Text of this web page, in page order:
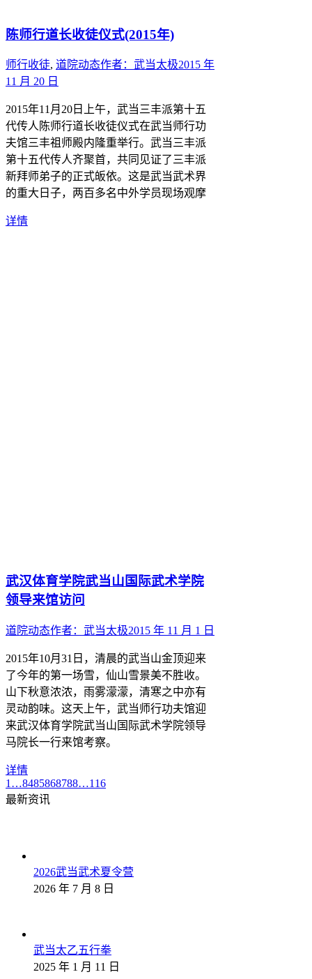
陈师行道长收徒仪式(2015年)
师行收徒, 道院动态作者： 武当太极2015 年
11 月 20 日
2015年11月20日上午，武当三丰派第十五
代传人陈师行道长收徒仪式在武当师行功
夫馆三丰祖师殿内隆重举行。武当三丰派
第十五代传人齐聚首，共同见证了三丰派
新拜师弟子的正式皈依。这是武当武术界
的重大日子，两百多名中外学员现场观摩
详情
武汉体育学院武当山国际武术学院
领导来馆访问
道院动态作者： 武当太极2015 年 11 月 1 日
2015年10月31日，清晨的武当山金顶迎来
了今年的第一场雪，仙山雪景美不胜收。
山下秋意浓浓，雨雾濛濛，清寒之中亦有
灵动韵味。这天上午，武当师行功夫馆迎
来武汉体育学院武当山国际武术学院领导
马院长一行来馆考察。
详情
1 …8485868788…116
最新资讯
2026武当武术夏令营
2026 年 7 月 8 日
武当太乙五行拳
2025 年 1 月 11 日